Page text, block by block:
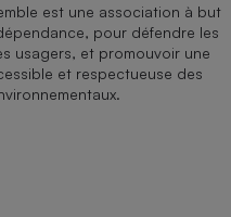
est une association à but
pour défendre les
usagers, et promouvoir une
et respectueuse des